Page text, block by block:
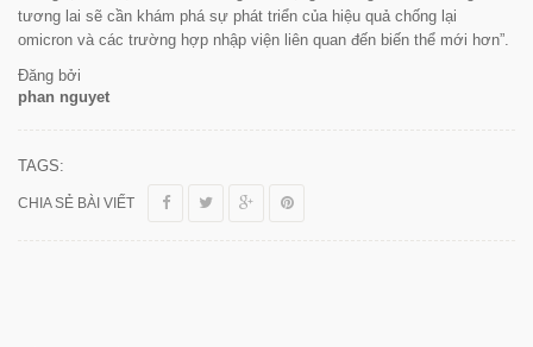
tương lai sẽ cần khám phá sự phát triển của hiệu quả chống lại
omicron và các trường hợp nhập viện liên quan đến biến thể mới hơn”.
Đăng bởi
phan nguyet
TAGS:
CHIA SẺ BÀI VIẾT